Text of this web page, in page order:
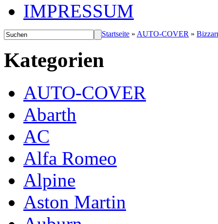
IMPRESSUM
Startseite » AUTO-COVER »
Kategorien
AUTO-COVER
Abarth
AC
Alfa Romeo
Alpine
Aston Martin